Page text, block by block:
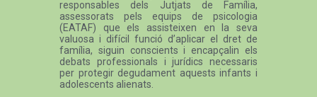
responsables dels Jutjats de Família,
assessorats pels equips de psicologia
(EATAF) que els assisteixen en la seva
valuosa i difícil funció d’aplicar el dret de
família, siguin conscients i encapçalin els
debats professionals i jurídics necessaris
per protegir degudament aquests infants i
adolescents alienats.